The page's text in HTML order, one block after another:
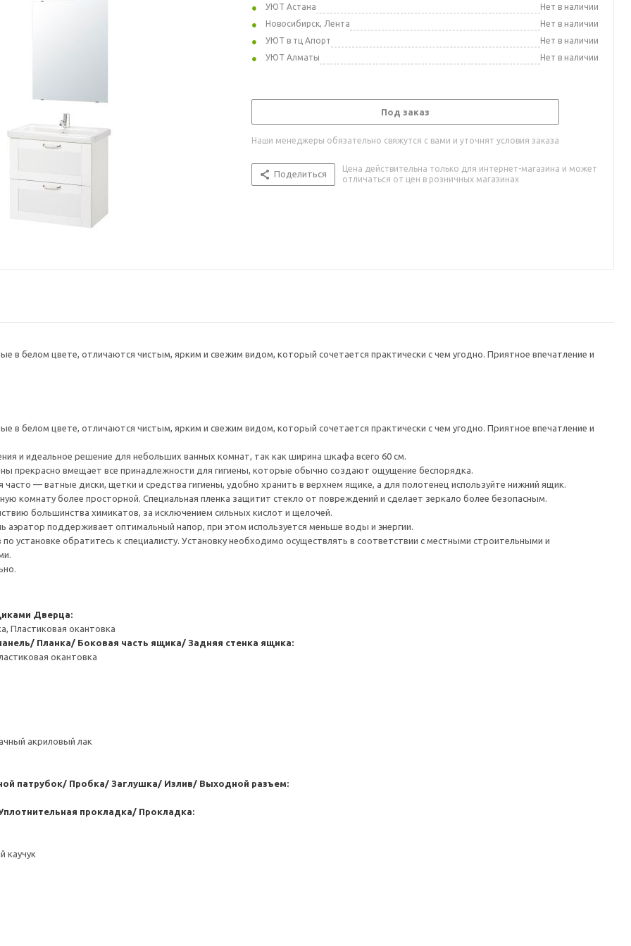
УЮТ Астана
Нет в наличии
Новосибирск, Лента
Нет в наличии
УЮТ в тц Апорт
Нет в наличии
УЮТ Алматы
Нет в наличии
Под заказ
Наши менеджеры обязательно свяжутся с вами и уточнят условия заказа
Поделиться
Цена действительна только для интернет-магазина и может
отличаться от цен в розничных магазинах
белом цвете, отличаются чистым, ярким и свежим видом, который сочетается практически с чем угодно. Приятное впечатление и
белом цвете, отличаются чистым, ярким и свежим видом, который сочетается практически с чем угодно. Приятное впечатление и
и идеальное решение для небольших ванных комнат, так как ширина шкафа всего 60 см.
прекрасно вмещает все принадлежности для гигиены, которые обычно создают ощущение беспорядка.
— ватные диски, щетки и средства гигиены, удобно хранить в верхнем ящике, а для полотенец используйте нижний ящик.
комнату более просторной. Специальная пленка защитит стекло от повреждений и сделает зеркало более безопасным.
большинства химикатов, за исключением сильных кислот и щелочей.
аэратор поддерживает оптимальный напор, при этом используется меньше воды и энергии.
установке обратитесь к специалисту. Установку необходимо осуществлять в соответствии с местными строительными и
Дверца:
Пластиковая окантовка
Планка/ Боковая часть ящика/ Задняя стенка ящика:
окантовка
акриловый лак
патрубок/ Пробка/ Заглушка/ Излив/ Выходной разъем:
прокладка/ Прокладка:
каучук